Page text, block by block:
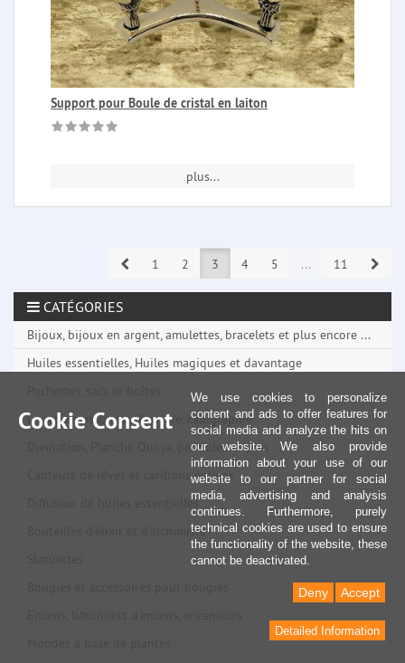
Support pour Boule de cristal en laiton
plus...
1 2 3 4 5 ... 11
CATÉGORIES
Bijoux, bijoux en argent, amulettes, bracelets et plus encore ...
Huiles essentielles, Huiles magiques et davantage
Livres, accessoires d'écriture, calligraphie
Divination, Planche Oui-ja, pendules et plus
Capteurs de rêves et carillons éoliens
Diffuseur de huiles essentielles
Bouteilles d'élixir et d'alchimiste
Cookie Consent
We use cookies to personalize
content and ads to offer features for
social media and analyze the hits on
our website. We also provide
information about your use of our
website to our partner for social
media, advertising and analysis
continues. Furthermore, purely
technical cookies are used to ensure
the functionality of the website, these
cannot be deactivated.
Accept
Deny
Detailed Information